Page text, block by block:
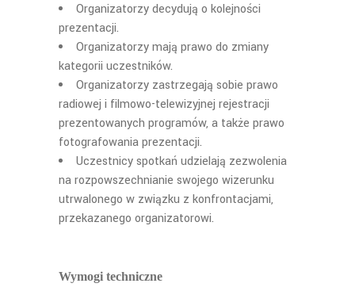
Organizatorzy decydują o kolejności
prezentacji.
Organizatorzy mają prawo do zmiany
kategorii uczestników.
Organizatorzy zastrzegają sobie prawo
radiowej i filmowo-telewizyjnej rejestracji
prezentowanych programów, a także prawo
fotografowania prezentacji.
Uczestnicy spotkań udzielają zezwolenia
na rozpowszechnianie swojego wizerunku
utrwalonego w związku z konfrontacjami,
przekazanego organizatorowi.
Wymogi techniczne